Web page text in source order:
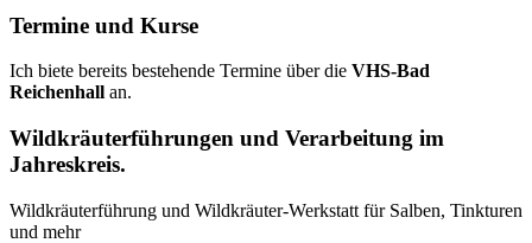
Termine und Kurse
Ich biete bereits bestehende Termine über die VHS-Bad
Reichenhall an.
Wildkräuterführungen und Verarbeitung im
Jahreskreis.
Wildkräuterführung und Wildkräuter-Werkstatt für Salben, Tinkturen
und mehr